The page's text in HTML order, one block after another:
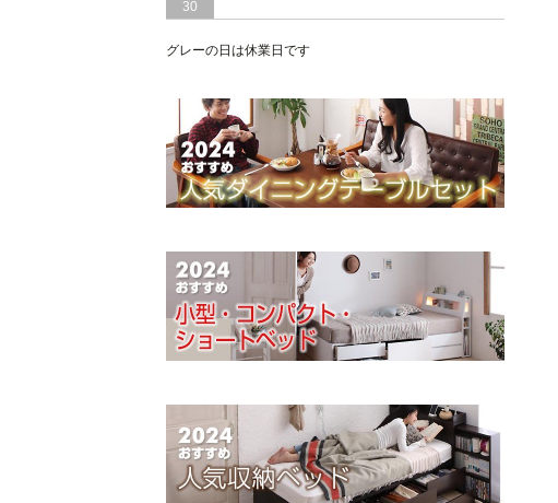
2024/01/24
チェスト ベッド
30
グレーの日は休業日です